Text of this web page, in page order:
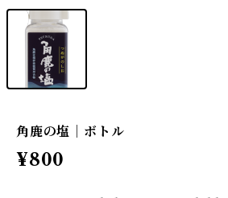
角鹿の塩｜ボトル
¥800